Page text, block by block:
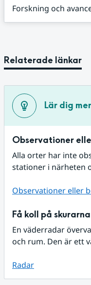
Forskning och
Relaterade länkar
Lär dig mer
Observationer
Alla orter har inte
stationer i närheten
Observationer eller
Få koll på skurarna
En väderradar
och rum. Den är ett
Radar